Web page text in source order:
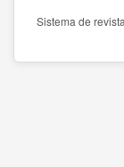
Sistema de